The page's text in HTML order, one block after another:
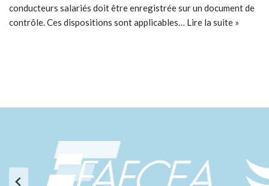
conducteurs salariés doit être enregistrée sur un document de
contrôle. Ces dispositions sont applicables… Lire la suite »